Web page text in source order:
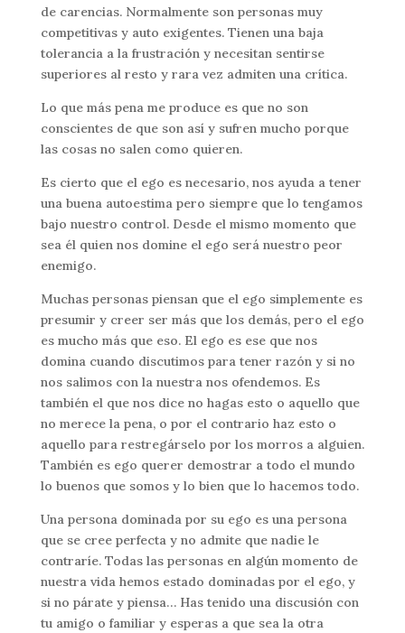
de carencias. Normalmente son personas muy
competitivas y auto exigentes. Tienen una baja
tolerancia a la frustración y necesitan sentirse
superiores al resto y rara vez admiten una crítica.
Lo que más pena me produce es que no son
conscientes de que son así y sufren mucho porque
las cosas no salen como quieren.
Es cierto que el ego es necesario, nos ayuda a tener
una buena autoestima pero siempre que lo tengamos
bajo nuestro control. Desde el mismo momento que
sea él quien nos domine el ego será nuestro peor
enemigo.
Muchas personas piensan que el ego simplemente es
presumir y creer ser más que los demás, pero el ego
es mucho más que eso. El ego es ese que nos
domina cuando discutimos para tener razón y si no
nos salimos con la nuestra nos ofendemos. Es
también el que nos dice no hagas esto o aquello que
no merece la pena, o por el contrario haz esto o
aquello para restregárselo por los morros a alguien.
También es ego querer demostrar a todo el mundo
lo buenos que somos y lo bien que lo hacemos todo.
Una persona dominada por su ego es una persona
que se cree perfecta y no admite que nadie le
contraríe. Todas las personas en algún momento de
nuestra vida hemos estado dominadas por el ego, y
si no párate y piensa… Has tenido una discusión con
tu amigo o familiar y esperas a que sea la otra